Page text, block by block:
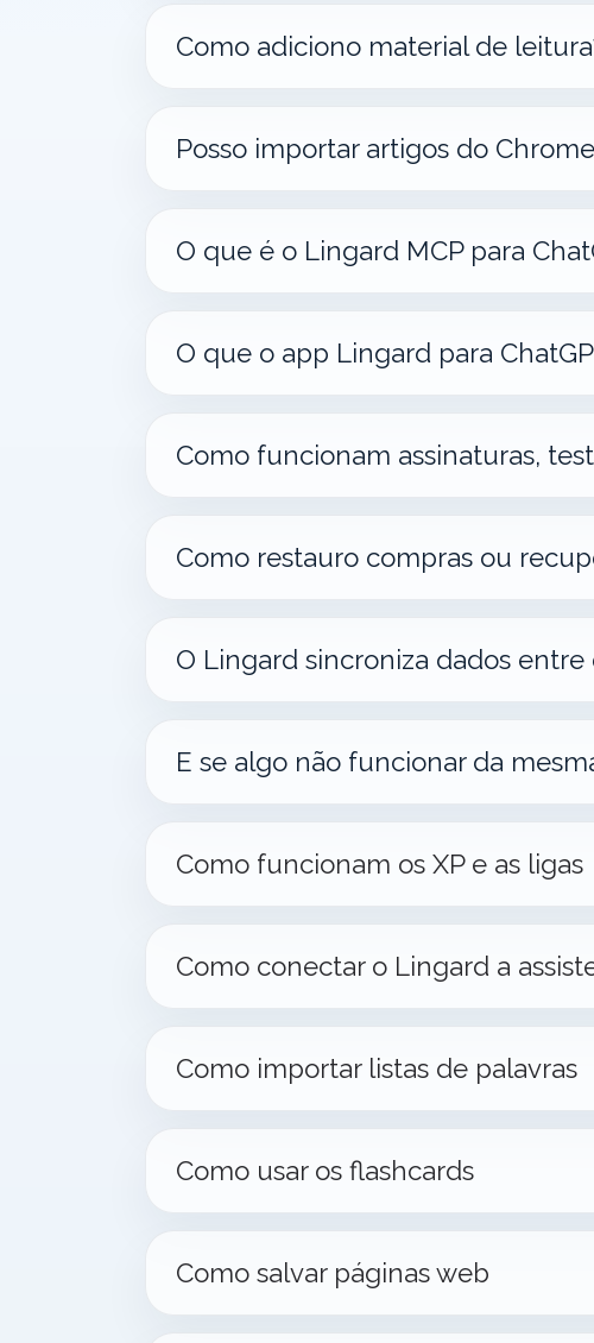
Como adiciono material de
Posso importar artigos do
O que é o Lingard MCP para
O que o app Lingard para
Como funcionam assinaturas,
Como restauro compras ou
O Lingard sincroniza dados entre
E se algo não funcionar da
Como funcionam os XP e as ligas
Como conectar o Lingard a
Como importar listas de palavras
Como usar os flashcards
Como salvar páginas web